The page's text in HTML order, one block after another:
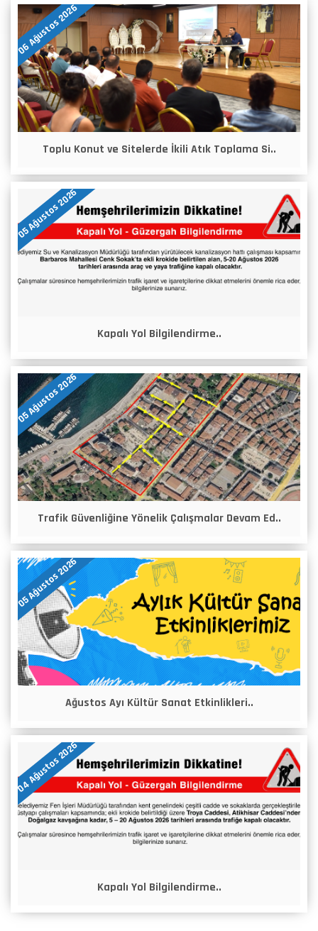
06 Ağustos 2026
Toplu Konut ve Sitelerde İkili Atık Toplama Si..
05 Ağustos 2026
Kapalı Yol Bilgilendirme..
05 Ağustos 2026
Trafik Güvenliğine Yönelik Çalışmalar Devam Ed..
05 Ağustos 2026
Ağustos Ayı Kültür Sanat Etkinlikleri..
04 Ağustos 2026
Kapalı Yol Bilgilendirme..